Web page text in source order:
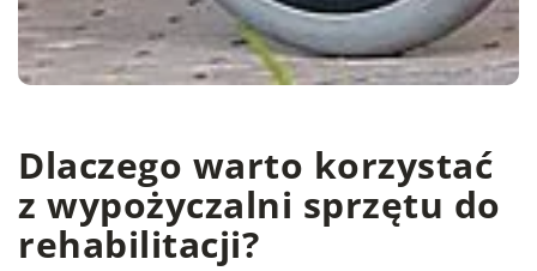
Dlaczego warto korzystać
z wypożyczalni sprzętu do
rehabilitacji?